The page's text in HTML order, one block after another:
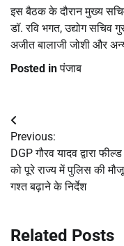
इस बैठक के दौरान मुख्य
डॉ. रवि भगत, उद्योग सचिव
अजीत बालाजी जोशी और
Posted inपंजाब
Post
navigation
Previous:
DGP गौरव यादव द्वारा
को पूरे राज्य में पुलिस की
गश्त बढ़ाने के निर्देश
Related Posts